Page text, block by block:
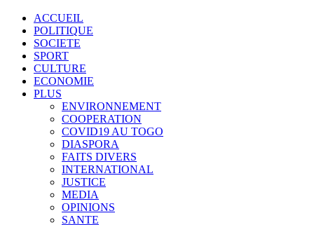
ACCUEIL
POLITIQUE
SOCIETE
SPORT
CULTURE
ECONOMIE
PLUS
ENVIRONNEMENT
COOPERATION
COVID19 AU TOGO
DIASPORA
FAITS DIVERS
INTERNATIONAL
JUSTICE
MEDIA
OPINIONS
SANTE